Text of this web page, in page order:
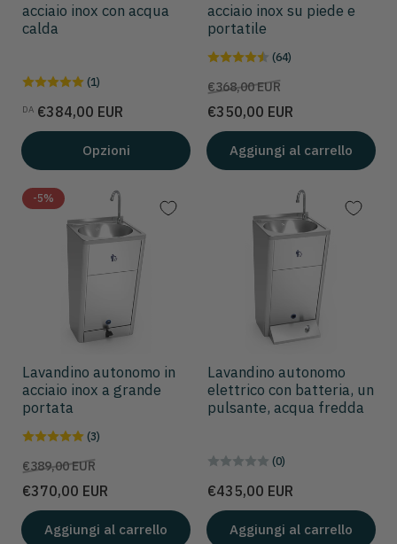
acciaio inox con acqua
calda
(1)
Prezzo
DA €384,00 EUR
Opzioni
acciaio inox su piede e
portatile
(64)
Prezzo
€368,00 EUR
scontato
€350,00 EUR
Aggiungi al carrello
-5%
Lavandino autonomo in
acciaio inox a grande
portata
(3)
Prezzo
€389,00 EUR
scontato
€370,00 EUR
Aggiungi al carrello
Lavandino autonomo
elettrico con batteria, un
pulsante, acqua fredda
(0)
Prezzo
€435,00 EUR
Aggiungi al carrello